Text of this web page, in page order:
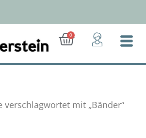
0
Warenkorb
verschlagwortet mit „Bänder“